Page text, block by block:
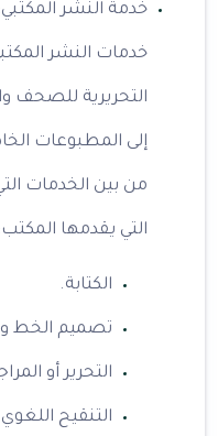
خدمة النشر
خدمات النشر
التحريرية للصحف
إلى المطبوعات
من بين الخدمات
التي يقدمها المكتب:
الكتابة.
تصميم الخط
التحرير أو
التنقيح